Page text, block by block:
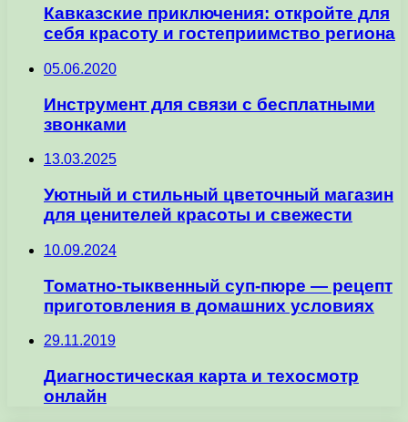
Кавказские приключения: откройте для
себя красоту и гостеприимство региона
05.06.2020
Инструмент для связи с бесплатными
звонками
13.03.2025
Уютный и стильный цветочный магазин
для ценителей красоты и свежести
10.09.2024
Томатно-тыквенный суп-пюре — рецепт
приготовления в домашних условиях
29.11.2019
Диагностическая карта и техосмотр
онлайн